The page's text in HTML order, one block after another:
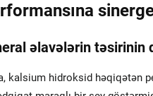
əlavələrin
kalsium hidroksid həqiqətən